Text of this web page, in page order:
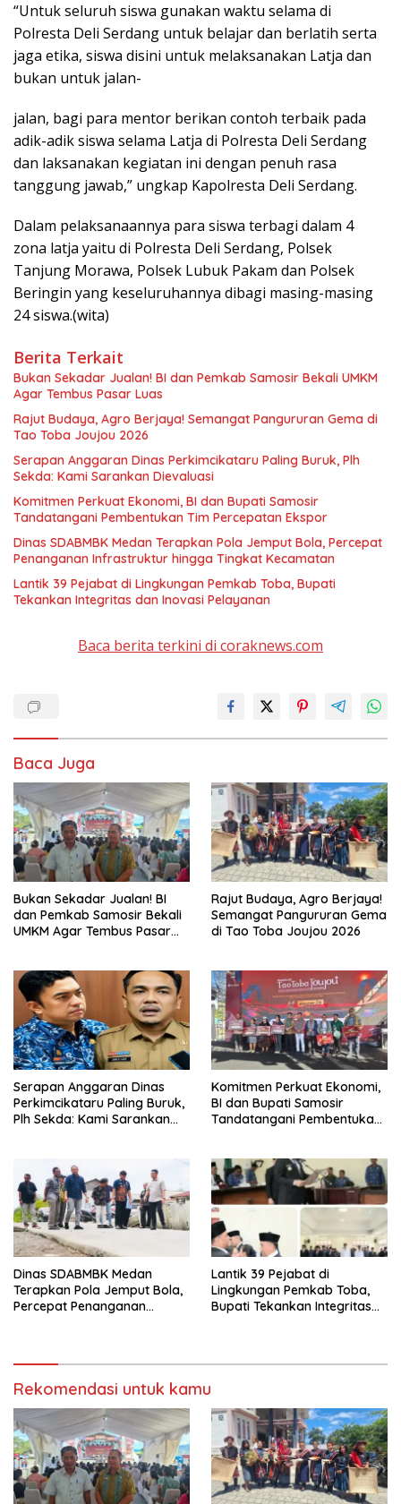
“Untuk seluruh siswa gunakan waktu selama di
Polresta Deli Serdang untuk belajar dan berlatih serta
jaga etika, siswa disini untuk melaksanakan Latja dan
bukan untuk jalan-
jalan, bagi para mentor berikan contoh terbaik pada
adik-adik siswa selama Latja di Polresta Deli Serdang
dan laksanakan kegiatan ini dengan penuh rasa
tanggung jawab,” ungkap Kapolresta Deli Serdang.
Dalam pelaksanaannya para siswa terbagi dalam 4
zona latja yaitu di Polresta Deli Serdang, Polsek
Tanjung Morawa, Polsek Lubuk Pakam dan Polsek
Beringin yang keseluruhannya dibagi masing-masing
24 siswa.(wita)
Berita Terkait
Bukan Sekadar Jualan! BI dan Pemkab Samosir Bekali UMKM
Agar Tembus Pasar Luas
Rajut Budaya, Agro Berjaya! Semangat Pangururan Gema di
Tao Toba Joujou 2026
Serapan Anggaran Dinas Perkimcikataru Paling Buruk, Plh
Sekda: Kami Sarankan Dievaluasi
Komitmen Perkuat Ekonomi, BI dan Bupati Samosir
Tandatangani Pembentukan Tim Percepatan Ekspor
Dinas SDABMBK Medan Terapkan Pola Jemput Bola, Percepat
Penanganan Infrastruktur hingga Tingkat Kecamatan
Lantik 39 Pejabat di Lingkungan Pemkab Toba, Bupati
Tekankan Integritas dan Inovasi Pelayanan
Baca berita terkini di coraknews.com
Baca Juga
Bukan Sekadar Jualan! BI
dan Pemkab Samosir Bekali
UMKM Agar Tembus Pasar
Rajut Budaya, Agro Berjaya!
Semangat Pangururan Gema
di Tao Toba Joujou 2026
Serapan Anggaran Dinas
Perkimcikataru Paling Buruk,
Plh Sekda: Kami Sarankan
Komitmen Perkuat Ekonomi,
BI dan Bupati Samosir
Tandatangani Pembentukan
Dinas SDABMBK Medan
Terapkan Pola Jemput Bola,
Percepat Penanganan
Lantik 39 Pejabat di
Lingkungan Pemkab Toba,
Bupati Tekankan Integritas
Rekomendasi untuk kamu